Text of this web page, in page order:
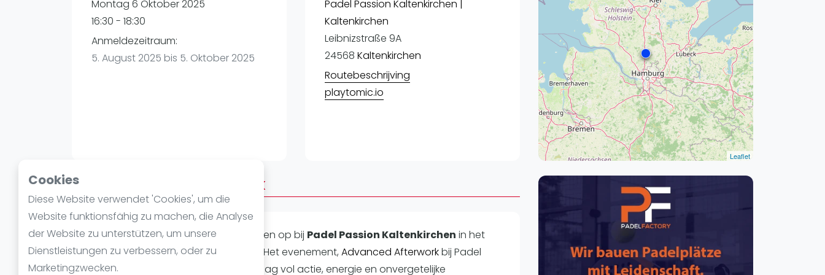
Cookies
Diese Website verwendet 'Cookies', um die
Website funktionsfähig zu machen, die Analyse
der Website zu unterstützen, um unsere
Dienstleistungen zu verbessern, oder zu
Marketingzwecken.
Verschiedenes
Leipzig
Dortmund
Essen
Montag 6 Oktober 2025
16:30 - 18:30
Anmeldezeitraum:
5. August 2025 bis 5. Oktober 2025
Padel Passion Kaltenkirchen |
Kaltenkirchen
Leibnizstraße 9A
24568 Kaltenkirchen
Routebeschrijving
playtomic.io
Leaflet
Über Advanced Afterwork
Laat je passie voor padelontvlammen op bij Padel Passion Kaltenkirchen in het
bruisende hart vanKaltenkirchen . Het evenement, Advanced Afterworkbij Padel
Passion Kaltenkirchen, belooft een dag vol actie, energie en onvergetelijke